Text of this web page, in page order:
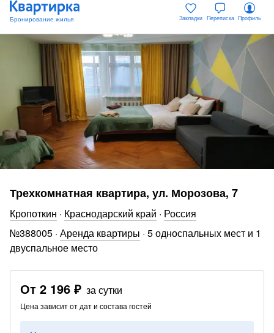
Закладки Переписка Профиль
Трехкомнатная квартира, ул. Морозова, 7
Кропоткин · Краснодарский край · Россия
№388005 · Аренда квартиры · 5 односпальных мест и 1
двуспальное место
От 2 196 ₽ за сутки
Цена зависит от дат и состава гостей